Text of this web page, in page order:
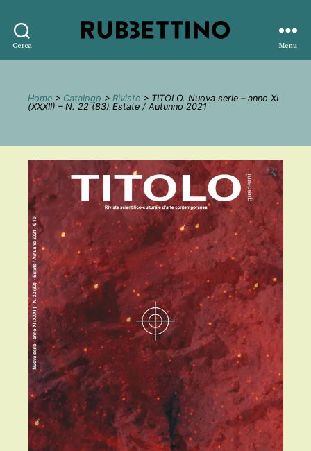
Cerca
editore
Menu
Home > Catalogo > Riviste > TITOLO. Nuova serie – anno XI
(XXXII) – N. 22 (83) Estate / Autunno 2021
🔍